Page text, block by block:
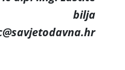
bilja